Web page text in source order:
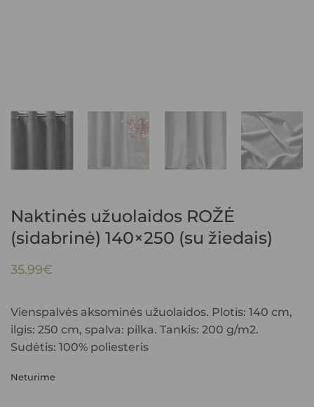
Naktinės užuolaidos ROŽĖ
(sidabrinė) 140×250 (su žiedais)
35.99€
Vienspalvės aksominės užuolaidos. Plotis: 140 cm,
ilgis: 250 cm, spalva: pilka. Tankis: 200 g/m2.
Sudėtis: 100% poliesteris
Neturime